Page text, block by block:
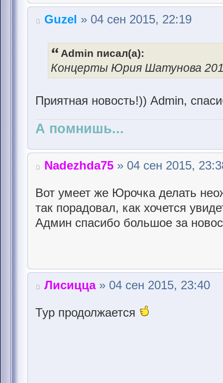
Guzel » 04 сен 2015, 22:19
Admin писал(а):
Концерты Юрия Шатунова
Приятная новость!)) Admin,
А помнишь...
Nadezhda75 » 04 сен 2015,
Вот умеет же Юрочка делать
так порадовал, как хочется
Админ спасибо большое за
Лисицца» 04 сен 2015, 23:40
Тур продолжается